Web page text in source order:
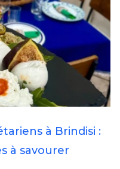
à Brindisi :
à savourer